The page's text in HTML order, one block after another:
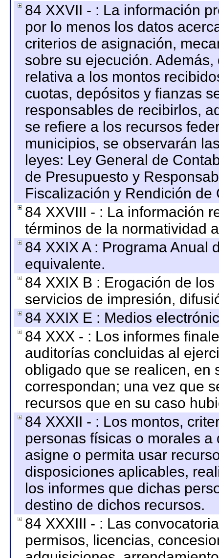
84 XXVII - : La información
por lo menos los datos
criterios de asignación,
sobre su ejecución.
relativa a los montos
cuotas, depósitos y fianzas
responsables de recibirlos,
se refiere a los recursos
municipios, se observarán
leyes: Ley General de
de Presupuesto y
Fiscalización y Rendición
84 XXVIII - : La información
términos de la normatividad
84 XXIX A : Programa Anual
equivalente.
84 XXIX B : Erogación de
servicios de impresión,
84 XXIX E : Medios
84 XXX - : Los informes
auditorías concluidas al
obligado que se realicen, en
correspondan; una vez que
recursos que en su caso
84 XXXII - : Los montos,
personas físicas o morales
asigne o permita usar
disposiciones aplicables,
los informes que dichas
destino de dichos recursos.
84 XXXIII - : Las
permisos, licencias,